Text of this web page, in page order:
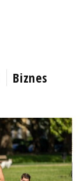
Biznes